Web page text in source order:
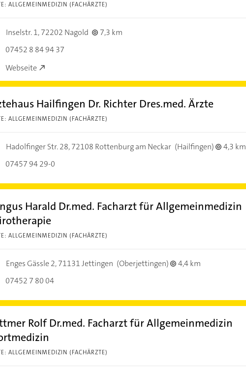
ALLGEMEINMEDIZIN (FACHÄRZTE)
Inselstr. 1,72202 Nagold
7,3 km
07452 8 84 94 37
Webseite
Hailfingen Dr. Richter Dres.med. Ärzte
ALLGEMEINMEDIZIN (FACHÄRZTE)
Hadolfinger Str. 28,72108 Rottenburg am Neckar (Hailfingen)
4,3 km
07457 94 29-0
Harald Dr.med. Facharzt für Allgemeinmedizin
ALLGEMEINMEDIZIN (FACHÄRZTE)
Enges Gässle 2,71131 Jettingen (Oberjettingen)
4,4 km
07452 7 80 04
Rolf Dr.med. Facharzt für Allgemeinmedizin
ALLGEMEINMEDIZIN (FACHÄRZTE)